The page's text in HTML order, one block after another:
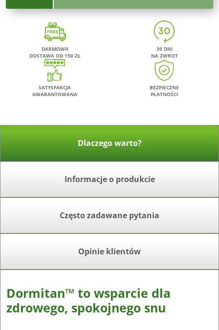
DARMOWA
DOSTAWA OD 150 ZŁ
30 DNI
NA ZWROT
SATYSFAKCJA
GWARANTOWANA
BEZPIECZNE
PŁATNOŚCI
Dlaczego warto?
Informacje o produkcie
Często zadawane pytania
Opinie klientów
Dormitan™ to wsparcie dla
zdrowego, spokojnego snu